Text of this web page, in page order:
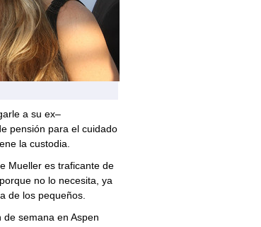
a su ex–
pensión para el cuidado
la custodia.
Mueller es traficante de
no lo necesita, ya
de los pequeños.
semana en Aspen